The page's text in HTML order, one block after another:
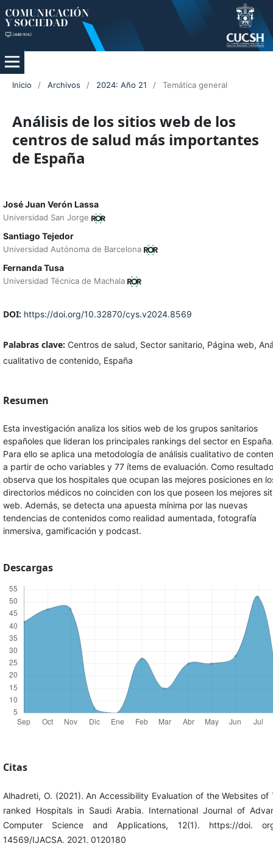
Inicio / Archivos / 2024: Año 21 / Temática general
Análisis de los sitios web de los
centros de salud más importantes
de España
José Juan Verón Lassa
Universidad San Jorge
Santiago Tejedor
Universidad Autónoma de Barcelona
Fernanda Tusa
Universidad Técnica de Machala
DOI: https://doi.org/10.32870/cys.v2024.8569
Palabras clave: Centros de salud, Sector sanitario, Página web,
cualitativo de contenido, España
Resumen
Esta investigación analiza los sitios web de los grupos sanitarios
españoles que lideran los principales rankings del sector en
Para ello se aplica una metodología de análisis cualitativo de
a partir de ocho variables y 77 ítems de evaluación. Como
observa que los hospitales que ocupan las mejores posiciones en
directorios médicos no coinciden con los que poseen los mejores
web. Además, se detecta una apuesta mínima por las nuevas
tendencias de contenidos como realidad aumentada, fotografía
inmersiva, gamificación y podcast.
Descargas
Citas
Alhadreti, O. (2021). An Accessibility Evaluation of the Websites of
ranked Hospitals in Saudi Arabia. International Journal of
Computer Science and Applications, 12(1). https://doi.
14569/IJACSA. 2021. 0120180